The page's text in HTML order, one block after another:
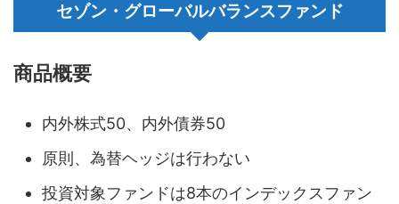
セゾン・グローバルバランスファンド
商品概要
内外株式50、内外債券50
原則、為替ヘッジは行わない
投資対象ファンドは8本のインデックスファン